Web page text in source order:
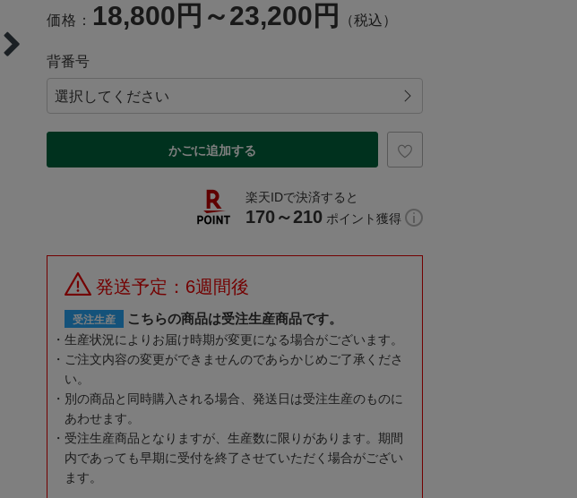
価格： 18,800円～23,200円 （税込）
背番号
かごに追加する
楽天IDで決済すると
170～210 ポイント獲得
発送予定：6週間後
受注生産 こちらの商品は受注生産商品です。
生産状況によりお届け時期が変更になる場合がございます。
ご注文内容の変更ができませんのであらかじめご了承くださ
い。
別の商品と同時購入される場合、発送日は受注生産のものに
あわせます。
受注生産商品となりますが、生産数に限りがあります。期間
内であっても早期に受付を終了させていただく場合がござい
ます。